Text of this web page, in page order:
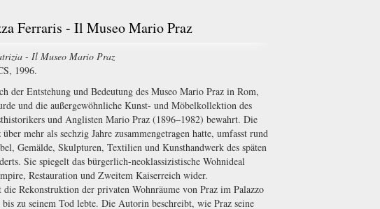
Ferraris - Il Museo Mario Praz
- Il Museo Mario Praz
1996.
der Entstehung und Bedeutung des Museo Mario Praz in Rom,
und die außergewöhnliche Kunst- und Möbelkollektion des
und Anglisten Mario Praz (1896–1982) bewahrt. Die
mehr als sechzig Jahre zusammengetragen hatte, umfasst rund
Gemälde, Skulpturen, Textilien und Kunsthandwerk des späten
Sie spiegelt das bürgerlich-neoklassizistische Wohnideal
Restauration und Zweitem Kaiserreich wider.
Rekonstruktion der privaten Wohnräume von Praz im Palazzo
zu seinem Tod lebte. Die Autorin beschreibt, wie Praz seine